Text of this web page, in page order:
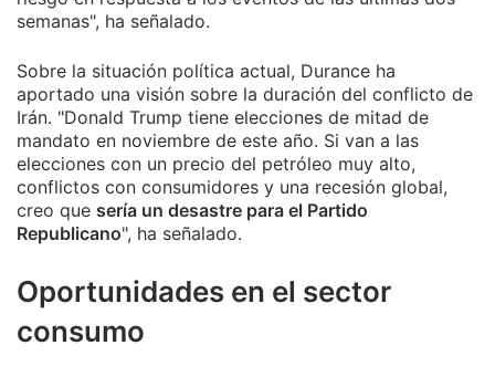
semanas", ha señalado.
Sobre la situación política actual, Durance ha
aportado una visión sobre la duración del conflicto de
Irán. "Donald Trump tiene elecciones de mitad de
mandato en noviembre de este año. Si van a las
elecciones con un precio del petróleo muy alto,
conflictos con consumidores y una recesión global,
creo que sería un desastre para el Partido
Republicano", ha señalado.
Oportunidades en el sector
consumo